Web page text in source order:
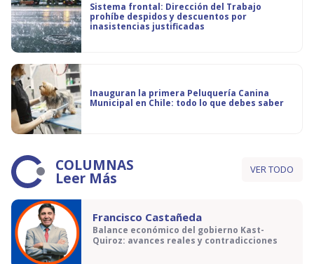
Sistema frontal: Dirección del Trabajo
prohíbe despidos y descuentos por
inasistencias justificadas
Inauguran la primera Peluquería Canina
Municipal en Chile: todo lo que debes saber
COLUMNAS
Leer Más VER TODO
Francisco Castañeda
Balance económico del gobierno Kast-
Quiroz: avances reales y contradicciones